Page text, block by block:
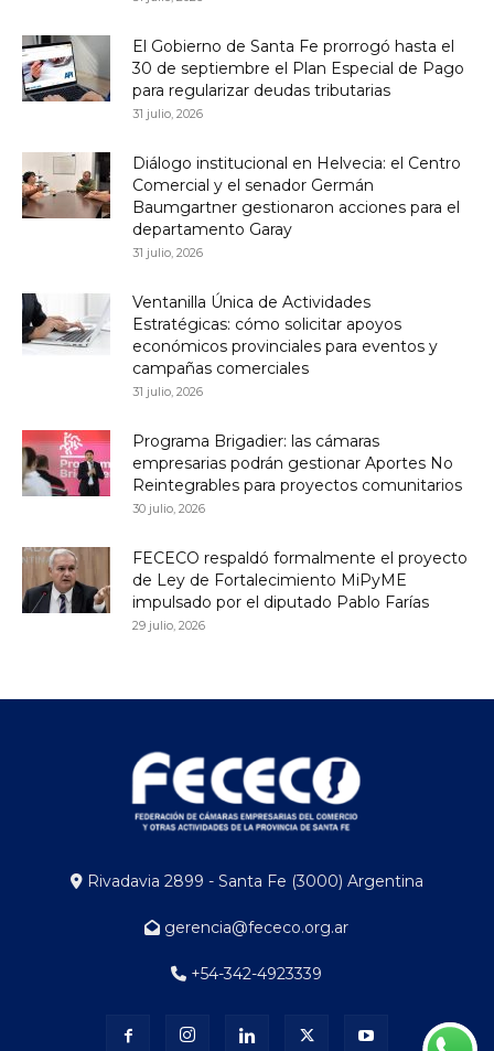
El Gobierno de Santa Fe prorrogó hasta el
30 de septiembre el Plan Especial de Pago
para regularizar deudas tributarias
31 julio, 2026
Diálogo institucional en Helvecia: el Centro
Comercial y el senador Germán
Baumgartner gestionaron acciones para el
departamento Garay
31 julio, 2026
Ventanilla Única de Actividades
Estratégicas: cómo solicitar apoyos
económicos provinciales para eventos y
campañas comerciales
31 julio, 2026
Programa Brigadier: las cámaras
empresarias podrán gestionar Aportes No
Reintegrables para proyectos comunitarios
30 julio, 2026
FECECO respaldó formalmente el proyecto
de Ley de Fortalecimiento MiPyME
impulsado por el diputado Pablo Farías
29 julio, 2026
Rivadavia 2899 - Santa Fe (3000) Argentina
gerencia@fececo.org.ar
+54-342-4923339